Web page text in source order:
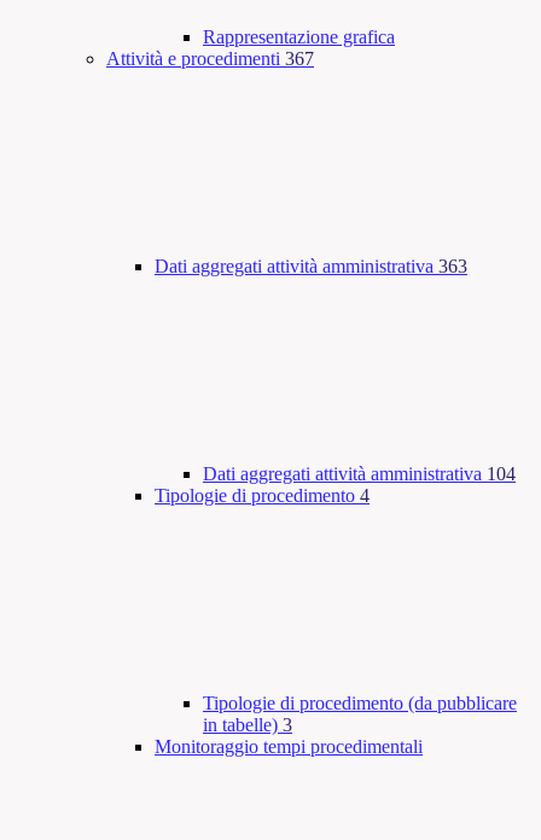
Rappresentazione grafica
Attività e procedimenti 367
Dati aggregati attività amministrativa 363
Dati aggregati attività amministrativa 104
Tipologie di procedimento 4
Tipologie di procedimento (da pubblicare
in tabelle) 3
Monitoraggio tempi procedimentali